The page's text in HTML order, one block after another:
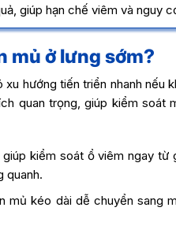
giúp hạn chế viêm và nguy
mủ ở lưng sớm?
hướng tiến triển nhanh nếu
quan trọng, giúp kiểm soát
kiểm soát ổ viêm ngay từ
quanh.
mủ kéo dài dễ chuyển sang